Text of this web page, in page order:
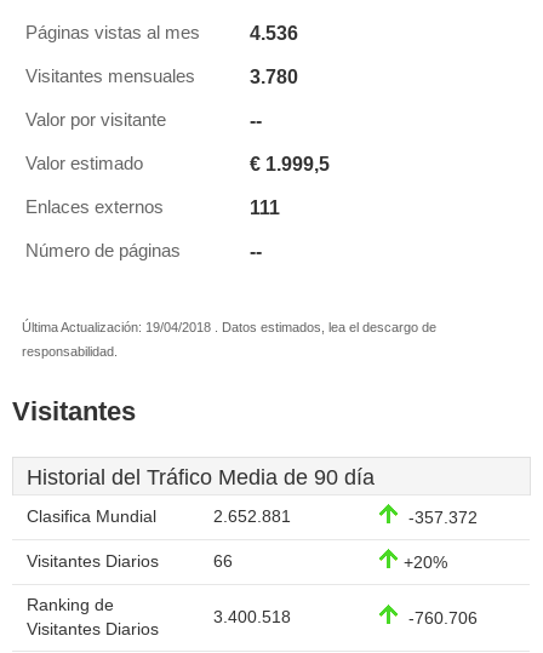
Páginas vistas al mes 4.536
Visitantes mensuales 3.780
Valor por visitante --
Valor estimado € 1.999,5
Enlaces externos 111
Número de páginas --
Última Actualización: 19/04/2018 . Datos estimados, lea el descargo de
responsabilidad.
Visitantes
Historial del Tráfico Media de 90 día
Clasifica Mundial 2.652.881 -357.372
Visitantes Diarios 66 +20%
Ranking de
Visitantes Diarios
3.400.518 -760.706